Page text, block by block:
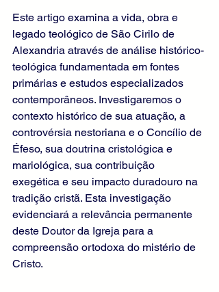
Este artigo examina a vida, obra e
legado teológico de São Cirilo de
Alexandria através de análise histórico-
teológica fundamentada em fontes
primárias e estudos especializados
contemporâneos. Investigaremos o
contexto histórico de sua atuação, a
controvérsia nestoriana e o Concílio de
Éfeso, sua doutrina cristológica e
mariológica, sua contribuição
exegética e seu impacto duradouro na
tradição cristã. Esta investigação
evidenciará a relevância permanente
deste Doutor da Igreja para a
compreensão ortodoxa do mistério de
Cristo.